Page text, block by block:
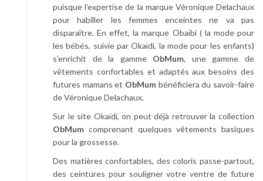
puisque l’expertise de la marque Véronique Delachaux
pour habiller les femmes enceintes ne va pas
disparaître. En effet, la marque Obaïbi ( la mode pour
les bébés, suivie par Okaïdi, la mode pour les enfants)
s’enrichit de la gamme ObMum, une gamme de
vêtements confortables et adaptés aux besoins des
futures mamans et ObMum bénéficiera du savoir-faire
de Véronique Delachaux.
Sur le site Okaïdi, on peut déjà retrouver la collection
ObMum comprenant quelques vêtements basiques
pour la grossesse.
Des matières confortables, des coloris passe-partout,
des ceintures pour souligner votre ventre de future